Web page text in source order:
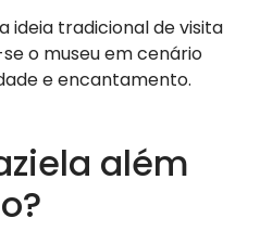
ideia tradicional de visita
o museu em cenário
e encantamento.
além